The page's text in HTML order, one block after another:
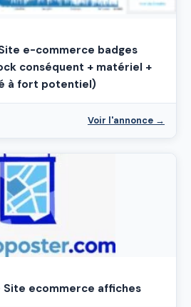
e-commerce badges
conséquent + matériel +
à fort potentiel)
Voir l'annonce →
ecommerce affiches